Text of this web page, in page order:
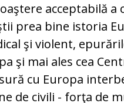
acceptabilă
prea bine is­toria
şi vio­lent,
şi mai ales cea
cu Europa
de civili - forţa de